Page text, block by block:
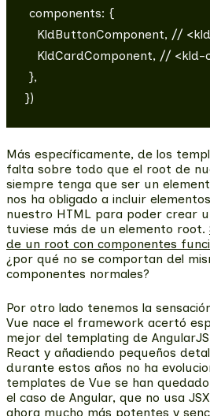
components: {
KldButtonComponent, //
KldCardComponent, //
},
Más específicamente, de los
falta sobre todo que el root de
siempre tenga que ser un
nos ha obligado a incluir
nuestro HTML para poder crear
tuviese más de un elemento root.
de un root con componentes
¿por qué no se comportan del
componentes normales?
Por otro lado tenemos la
Vue nace el framework acertó
mejor del templating de
React y añadiendo pequeños
durante estos años no ha
templates de Vue se han
el caso de Angular, que no usa
ahora mucho más potentes y